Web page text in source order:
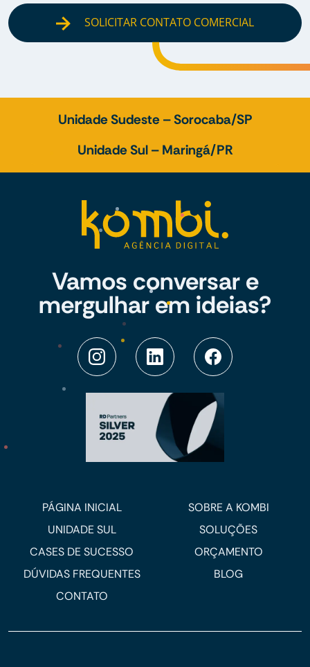
SOLICITAR CONTATO COMERCIAL
Unidade Sudeste – Sorocaba/SP
Unidade Sul – Maringá/PR
Vamos conversar e
mergulhar em ideias?
PÁGINA INICIAL
SOBRE A KOMBI
UNIDADE SUL
SOLUÇÕES
CASES DE SUCESSO
ORÇAMENTO
DÚVIDAS FREQUENTES
BLOG
CONTATO